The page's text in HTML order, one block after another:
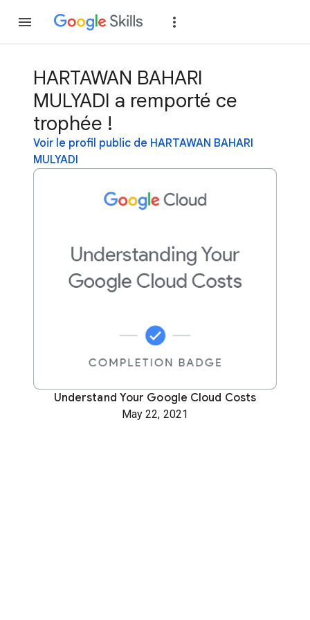
HARTAWAN BAHARI
MULYADI a remporté ce
trophée !
Voir le profil public de HARTAWAN BAHARI
MULYADI